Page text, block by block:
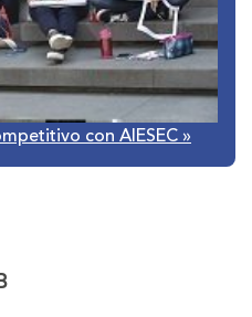
con AIESEC»